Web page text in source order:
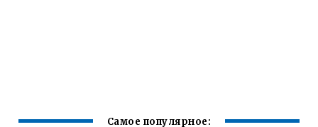
Самое популярное: